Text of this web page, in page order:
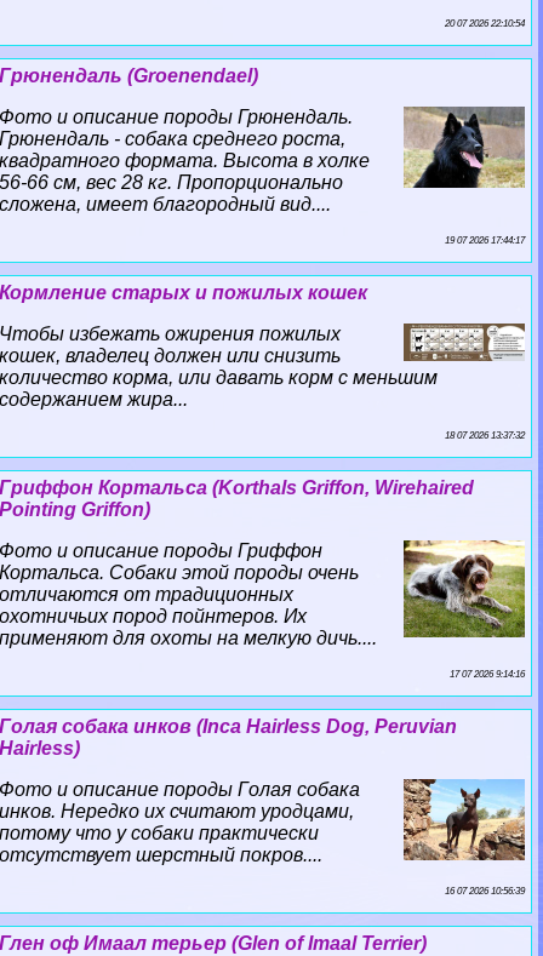
20 07 2026 22:10:54
Грюнендаль (Groenendael)
Фото и описание породы Грюнендаль.
Грюнендаль - собака среднего роста,
квадратного формата. Высота в холке
56-66 см, вес 28 кг. Пропорционально
сложена, имеет благородный вид....
19 07 2026 17:44:17
Кормление старых и пожилых кошек
Чтобы избежать ожирения пожилых
кошек, владелец должен или снизить
количество корма, или давать корм с меньшим
содержанием жира...
18 07 2026 13:37:32
Гриффон Кортальса (Korthals Griffon, Wirehaired
Pointing Griffon)
Фото и описание породы Гриффон
Кортальса. Собаки этой породы очень
отличаются от традиционных
охотничьих пород пойнтеров. Их
применяют для охоты на мелкую дичь....
17 07 2026 9:14:16
Гoлая собака инков (Inca Hairless Dog, Peruvian
Hairless)
Фото и описание породы Гoлая собака
инков. Нередко их считают уpoдцами,
потому что у собаки пpaктически
отсутствует шерстный покров....
16 07 2026 10:56:39
Глен оф Имаал терьер (Glen of Imaal Terrier)